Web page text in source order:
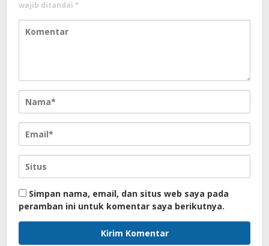
wajib ditandai *
Simpan nama, email, dan situs web saya pada
peramban ini untuk komentar saya berikutnya.